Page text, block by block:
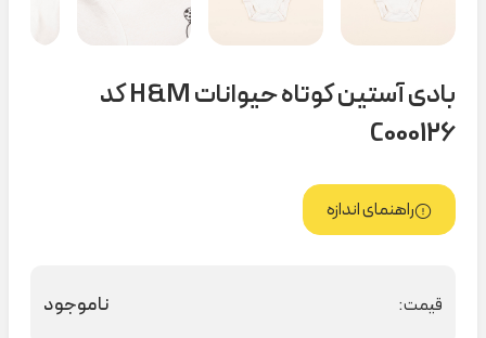
بادی آستین کوتاه حیوانات H&M کد
C000126
راهنمای اندازه
قیمت: ناموجود